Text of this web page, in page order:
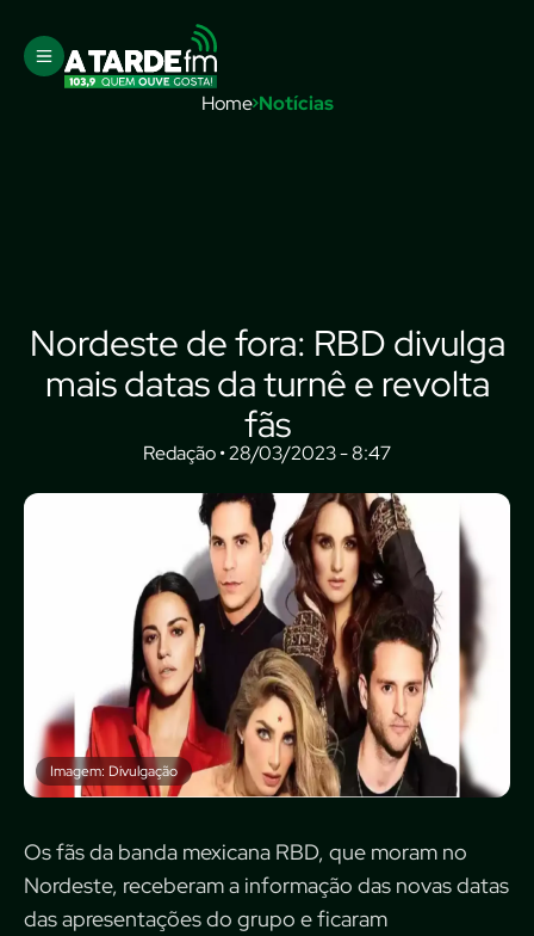
Home Notícias
Nordeste de fora: RBD divulga
mais datas da turnê e revolta
fãs
Redação • 28/03/2023 - 8:47
Imagem: Divulgação
Os fãs da banda mexicana RBD, que moram no
Nordeste, receberam a informação das novas datas
das apresentações do grupo e ficaram